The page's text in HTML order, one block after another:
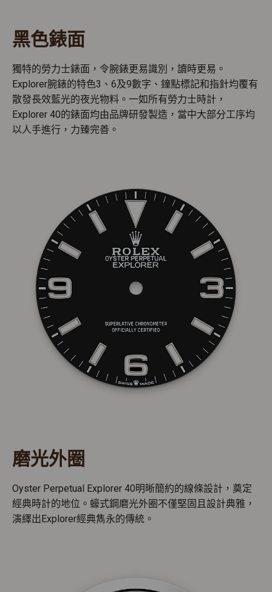
黑色錶面
獨特的勞力士錶面，令腕錶更易識別，讀時更易。
Explorer腕錶的特色3、6及9數字、鐘點標記和指針均覆有
散發長效藍光的夜光物料。一如所有勞力士時計，
Explorer 40的錶面均由品牌研發製造，當中大部分工序均
以人手進行，力臻完善。
磨光外圈
Oyster Perpetual Explorer 40明晰簡約的線條設計，奠定
經典時計的地位。蠔式鋼磨光外圈不僅堅固且設計典雅，
演繹出Explorer經典雋永的傳統。